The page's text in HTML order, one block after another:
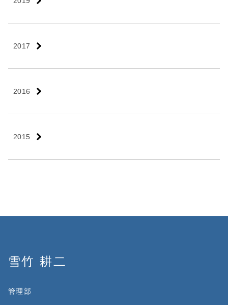
2017
2016
2015
雪竹 耕二
管理部